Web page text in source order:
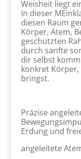
Weisheit liegt
In dieser
diesen Raum
Körper, Atem,
geschützten
durch sanfte
dir selbst
konkret Körper,
bringst.
Präzise
Erdung und
angeleitete